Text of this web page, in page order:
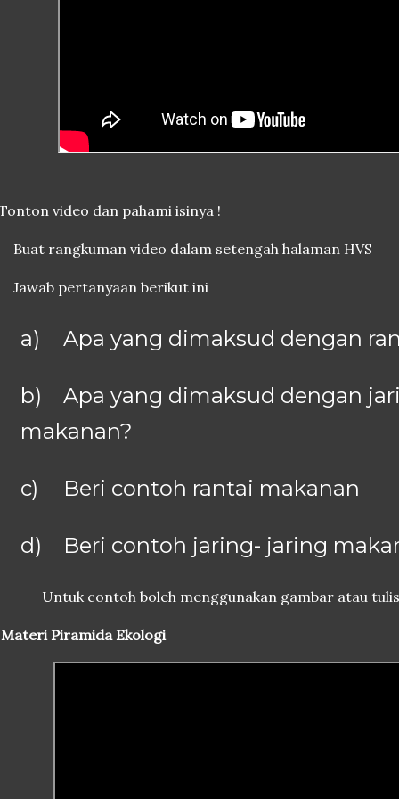
video dan pahami isinya !
Buat rangkuman video dalam setengah halaman HVS
Jawab pertanyaan berikut ini
a) Apa yang dimaksud dengan
b)
Apa yang dimaksud dengan
makanan?
c) Beri contoh rantai makanan
d) Beri contoh jaring- jaring
Untuk contoh boleh menggunakan gambar atau
Materi Piramida Ekologi